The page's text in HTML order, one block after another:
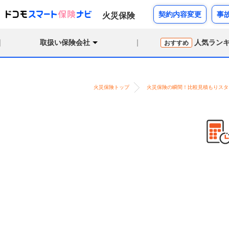
火災保険 契約内容変更 事
取扱い保険会社 おすすめ 人気ラン
火災保険トップ 火災保険の瞬間！比較見積もりス